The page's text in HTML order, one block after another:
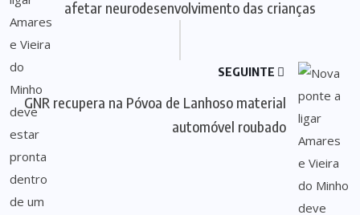
afetar neurodesenvolvimento das crianças
SEGUINTE
GNR recupera na Póvoa de Lanhoso material
automóvel roubado